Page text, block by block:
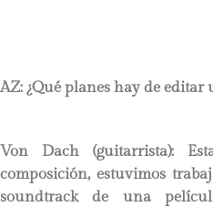
AZ: ¿Qué planes hay de editar
Von Dach (guitarrista):
composición, estuvimos
soundtrack de una